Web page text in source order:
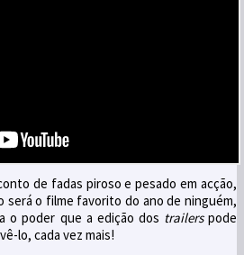
de fadas piroso e pesado em acção,
será o filme favorito do ano de ninguém,
o poder que a edição dos trailerspode
lo, cada vez mais!